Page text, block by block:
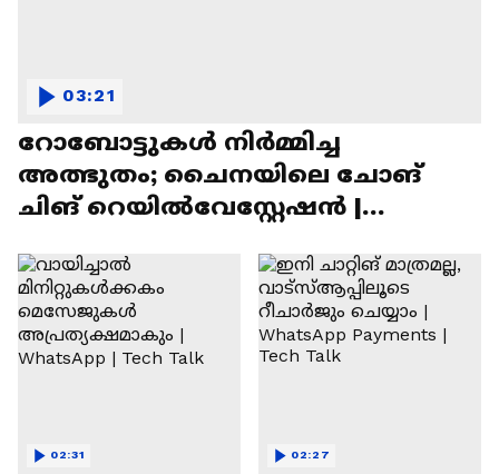
റോബോട്ടുകൾ നിർമ്മിച്ച
അത്ഭുതം; ചൈനയിലെ ചോങ്
ചിങ് റെയിൽവേസ്റ്റേഷൻ |
03:21
02:31 02:27